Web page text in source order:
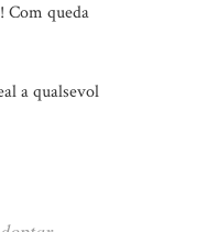
Com queda
a qualsevol